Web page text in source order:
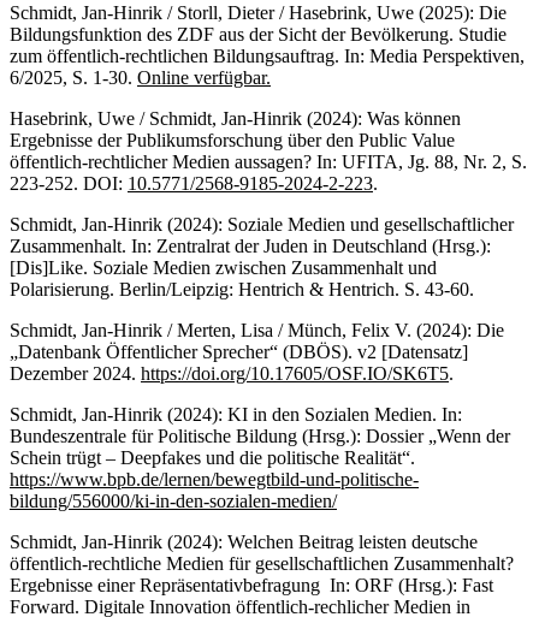
Schmidt, Jan-Hinrik / Storll, Dieter / Hasebrink, Uwe (2025): Die
Bildungsfunktion des ZDF aus der Sicht der Bevölkerung. Studie
zum öffentlich-rechtlichen Bildungsauftrag. In: Media Perspektiven,
6/2025, S. 1-30. Online verfügbar.
Hasebrink, Uwe / Schmidt, Jan-Hinrik (2024): Was können
Ergebnisse der Publikumsforschung über den Public Value
öffentlich-rechtlicher Medien aussagen? In: UFITA, Jg. 88, Nr. 2, S.
223-252. DOI: 10.5771/2568-9185-2024-2-223.
Schmidt, Jan-Hinrik (2024): Soziale Medien und gesellschaftlicher
Zusammenhalt. In: Zentralrat der Juden in Deutschland (Hrsg.):
[Dis]Like. Soziale Medien zwischen Zusammenhalt und
Polarisierung. Berlin/Leipzig: Hentrich & Hentrich. S. 43-60.
Schmidt, Jan-Hinrik / Merten, Lisa / Münch, Felix V. (2024): Die
„Datenbank Öffentlicher Sprecher“ (DBÖS). v2 [Datensatz]
Dezember 2024. https://doi.org/10.17605/OSF.IO/SK6T5.
Schmidt, Jan-Hinrik (2024): KI in den Sozialen Medien. In:
Bundeszentrale für Politische Bildung (Hrsg.): Dossier „Wenn der
Schein trügt – Deepfakes und die politische Realität“.
https://www.bpb.de/lernen/bewegtbild-und-politische-
bildung/556000/ki-in-den-sozialen-medien/
Schmidt, Jan-Hinrik (2024): Welchen Beitrag leisten deutsche
öffentlich-rechtliche Medien für gesellschaftlichen Zusammenhalt?
Ergebnisse einer Repräsentativbefragung In: ORF (Hrsg.): Fast
Forward. Digitale Innovation öffentlich-rechlicher Medien in